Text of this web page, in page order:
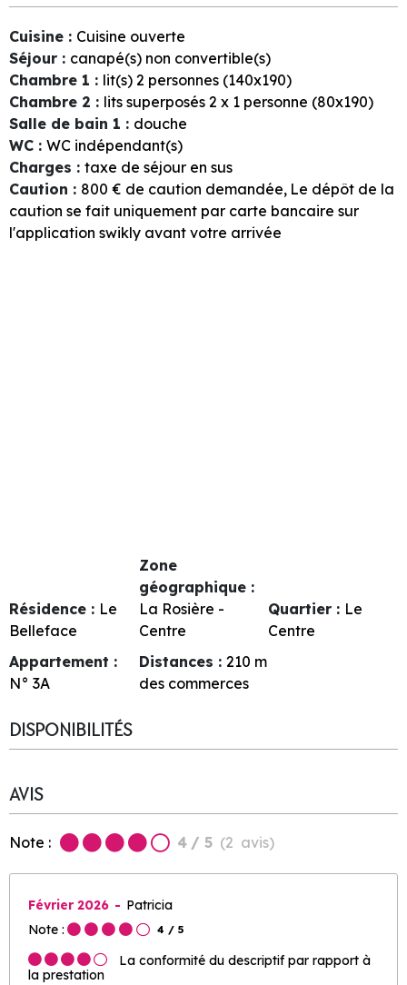
Cuisine : Cuisine ouverte
Séjour : canapé(s) non convertible(s)
Chambre 1 : lit(s) 2 personnes (140x190)
Chambre 2 : lits superposés 2 x 1 personne (80x190)
Salle de bain 1 : douche
WC : WC indépendant(s)
Charges : taxe de séjour en sus
Caution : 800 € de caution demandée Le dépôt de la
caution se fait uniquement par carte bancaire sur
l'application swikly avant votre arrivée
Résidence : Le
Belleface
Zone
géographique :
La Rosière -
Centre
Quartier : Le
Centre
Appartement :
N° 3A
Distances : 210 m
des commerces
DISPONIBILITÉS
AVIS
Note : 4 / 5 (2 avis)
Février 2026
Patricia
Note :
4 / 5
La conformité du descriptif par rapport à
la prestation